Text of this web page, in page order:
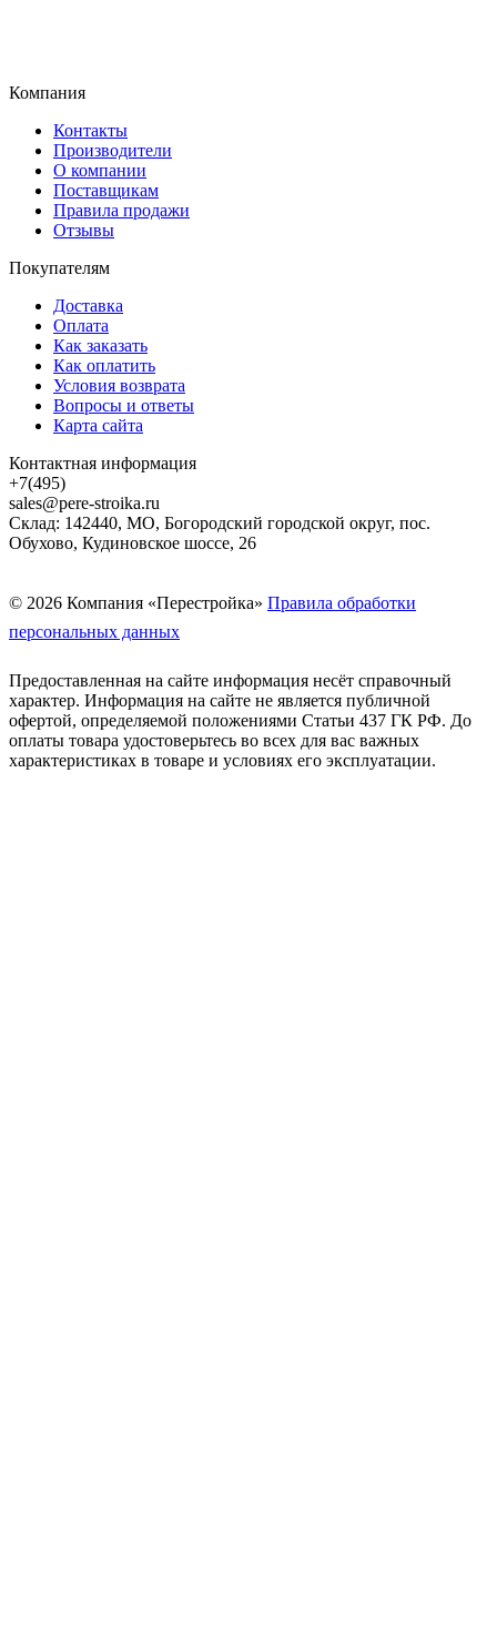
Компания
Контакты
Производители
О компании
Поставщикам
Правила продажи
Отзывы
Покупателям
Доставка
Оплата
Как заказать
Как оплатить
Условия возврата
Вопросы и ответы
Карта сайта
Контактная информация
+7(495)
sales@pere-stroika.ru
Склад: 142440, МО, Богородский городской округ, пос.
Обухово, Кудиновское шоссе, 26
© 2026 Компания «Перестройка» Правила обработки
персональных данных
Предоставленная на сайте информация несёт справочный
характер. Информация на сайте не является публичной
офертой, определяемой положениями Статьи 437 ГК РФ. До
оплаты товара удостоверьтесь во всех для вас важных
характеристиках в товаре и условиях его эксплуатации.